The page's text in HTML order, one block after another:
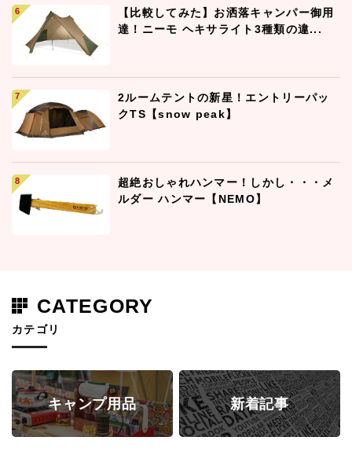
【比較してみた】お洒落キャンパー御用
達！ニーモ ヘキサライト3種類の違...
2ルームテントの新星！エントリーパッ
クTS【snow peak】
超絶おしゃれハンマー！しかし・・・メ
ルダー ハンマー【NEMO】
CATEGORY
カテゴリ
キャンプ用品 新着記事